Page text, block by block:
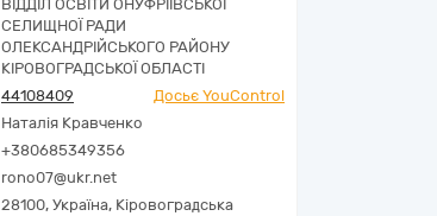
ВІДДІЛ ОСВІТИ ОНУФРІЇВСЬКОЇ
СЕЛИЩНОЇ РАДИ
ОЛЕКСАНДРІЙСЬКОГО РАЙОНУ
КІРОВОГРАДСЬКОЇ ОБЛАСТІ
44108409
Досьє YouControl
Наталія Кравченко
+380685349356
rono07@ukr.net
28100, Україна, Кіровоградська